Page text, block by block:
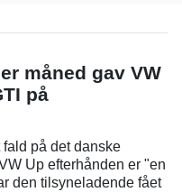
måned gav VW
på
på det danske
Up efterhånden er "en
den tilsyneladende fået